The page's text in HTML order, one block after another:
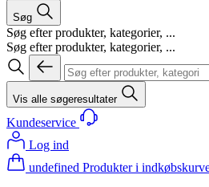
Søg
Søg efter produkter, kategorier, ...
Søg efter produkter, kategorier, ...
Vis alle søgeresultater
Kundeservice
Log ind
undefined Produkter i